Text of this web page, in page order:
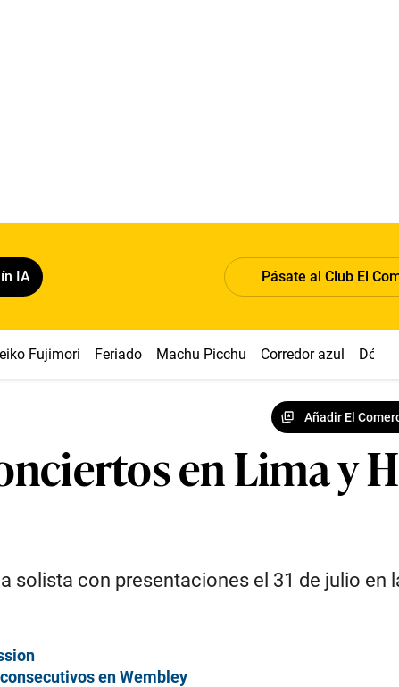
IA Pásate al Club El
Fujimori Feriado Machu Picchu Corredor azul Dólar
Añadir El
en Lima y
con presentaciones el 31 de julio en
en Wembley